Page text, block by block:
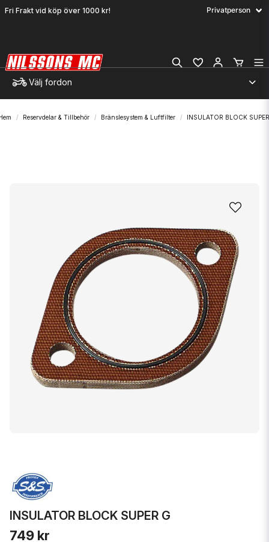
Fri Frakt vid köp över 1000 kr!
Välj fordon
Reservdelar & Tillbehör Bränslesystem & Luftfilter INSULATOR BLOCK
INSULATOR BLOCK SUPER G
749 kr